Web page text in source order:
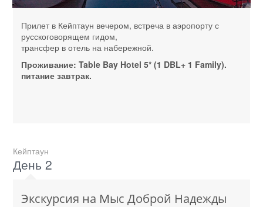
Прилет в Кейптаун вечером, встреча в аэропорту с
русскоговорящем гидом,
трансфер в отель на набережной.
Проживание: Table Bay Hotel 5* (1 DBL+ 1 Family).
питание завтрак.
Кейптаун
День 2
Экскурсия на Мыс Доброй Надежды